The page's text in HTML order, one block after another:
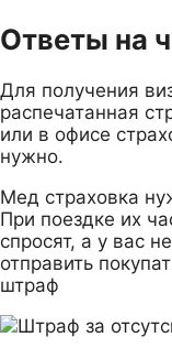
Ответы на
Для получения
распечатанная
или в офисе
нужно.
Мед страховка
При поездке их
спросят, а у вас
отправить
штраф